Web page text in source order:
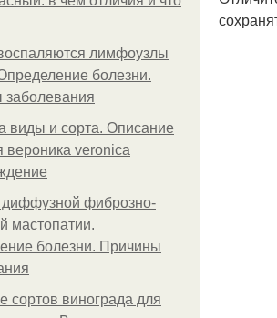
лимфоузлы
болезни.
заболевания
виды и сорта. Описание
вероника veronica
диффузной фиброзно-
мастопатии.
болезни. Причины
сортов винограда для